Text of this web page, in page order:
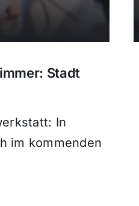
Stadt
In
im kommenden